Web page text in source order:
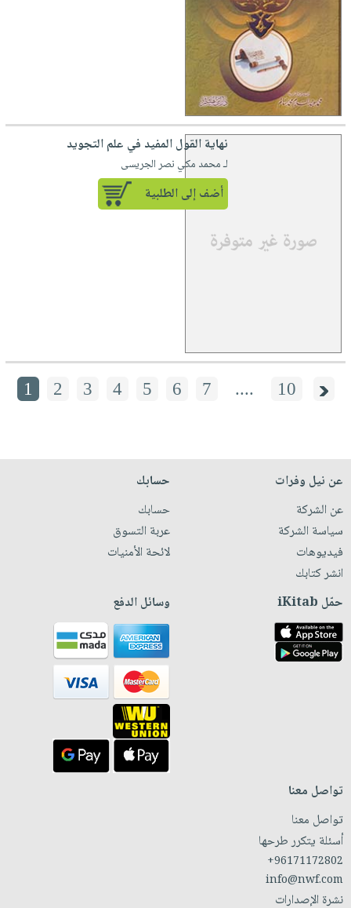
نهاية القول المفيد في علم التجويد
لـ محمد مكي نصر الجريسى
أضف إلى الطلبية
1 2 3 4 5 6 7 .... 10
عن نيل وفرات
عن الشركة
سياسة الشركة
فيديوهات
انشر كتابك
حسابك
حسابك
عربة التسوق
لائحة الأمنيات
حمّل iKitab وسائل الدفع
تواصل معنا
تواصل معنا
أسئلة يتكرر طرحها
+96171172802
info@nwf.com
نشرة الإصدارات